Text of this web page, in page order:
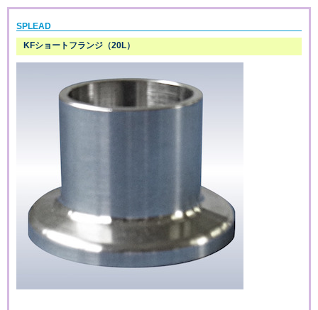
SPLEAD
KFショートフランジ（20L）